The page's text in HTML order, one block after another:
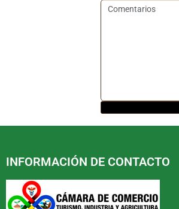
INFORMACIÓN DE CONTACTO